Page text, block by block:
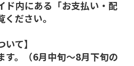
ド内にある「お支払い・配
ださい。
て】
。（6月中旬～8月下旬の